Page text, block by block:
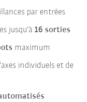
par entrées
jusqu'à 16 sorties
maximum
individuels et de